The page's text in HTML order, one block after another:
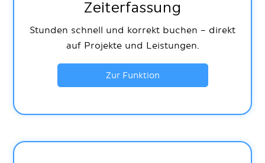
Zeiterfassung
Stunden schnell und korrekt buchen – direkt
auf Projekte und Leistungen.
Zur Funktion